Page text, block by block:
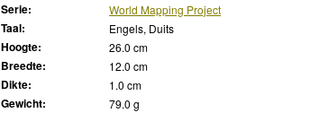
Serie: World Mapping Project
Taal: Engels, Duits
Hoogte: 26.0 cm
Breedte: 12.0 cm
Dikte: 1.0 cm
Gewicht: 79.0 g